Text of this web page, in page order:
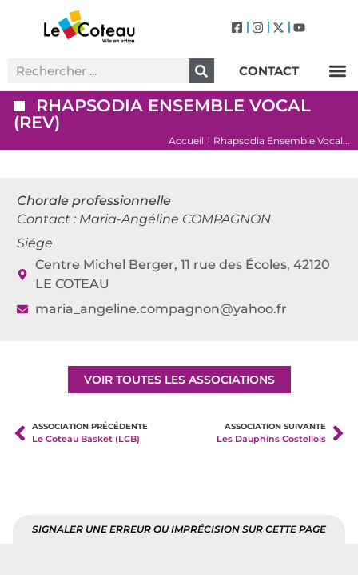
CONTACT
RHAPSODIA ENSEMBLE VOCAL
(REV)
Accueil Rhapsodia Ensemble Vocal...
Chorale professionnelle
Contact : Maria-Angéline COMPAGNON
Siége
Centre Michel Berger, 11 rue des Écoles, 42120
LE COTEAU
maria_angeline.compagnon@yahoo.fr
VOIR TOUTES LES ASSOCIATIONS
ASSOCIATION PRÉCÉDENTE
Le Coteau Basket (LCB)
ASSOCIATION SUIVANTE
Les Dauphins Costellois
SIGNALER UNE ERREUR OU IMPRÉCISION SUR CETTE PAGE